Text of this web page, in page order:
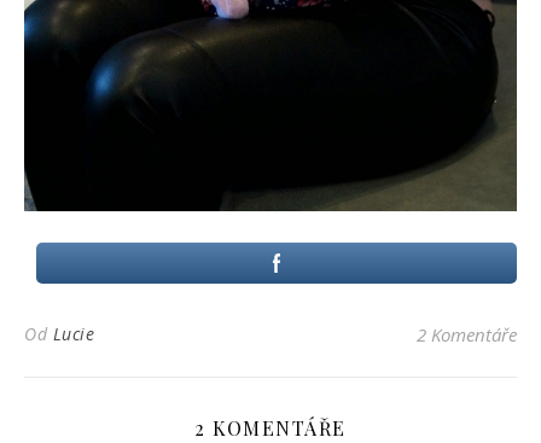
Od Lucie 2 Komentáře
2 KOMENTÁŘE